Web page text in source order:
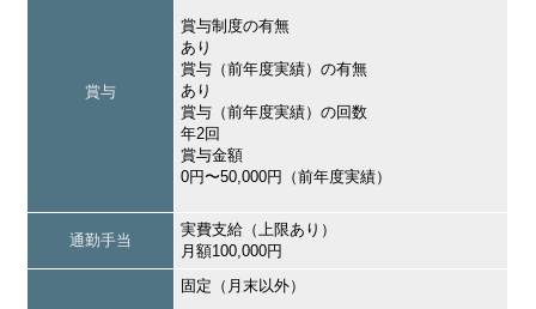
賞与
賞与制度の有無
あり
賞与（前年度実績）の有無
あり
賞与（前年度実績）の回数
年2回
賞与金額
0円〜50,000円（前年度実績）
通勤手当
実費支給（上限あり）
月額100,000円
固定（月末以外）